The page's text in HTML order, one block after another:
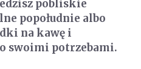
pobliskie
popołudnie albo
na kawę i
swoimi potrzebami.